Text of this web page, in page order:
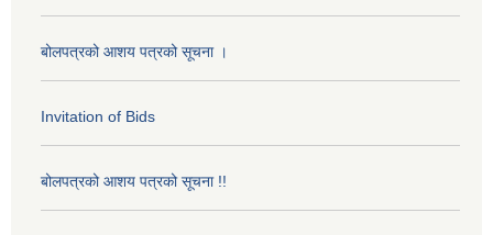
बोलपत्रको आशय पत्रको सूचना ।
Invitation of Bids
बोलपत्रको आशय पत्रको सूचना !!